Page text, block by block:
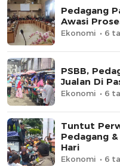
Pedagang
Awasi
Ekonomi 6
PSBB,
Jualan Di
Ekonomi 6
Tuntut
Pedagang
Hari
Ekonomi 6